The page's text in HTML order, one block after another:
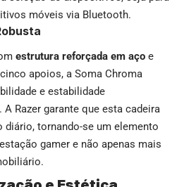
móveis via Bluetooth.
estrutura reforçada em aço e
apoios, a Soma Chroma
e estabilidade
A Razer garante que esta cadeira
diário, tornando-se um elemento
gamer e não apenas mais